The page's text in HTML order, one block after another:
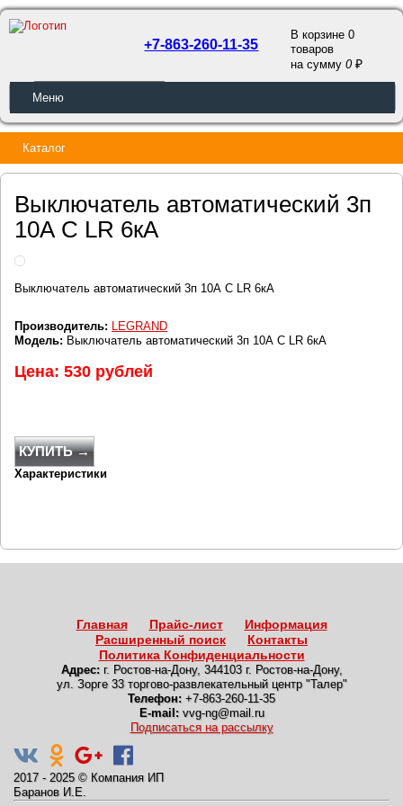
ОБРАТНЫЙ ЗВОНОК
+7-863-260-11-35
В корзине 0
товаров
на сумму0
Меню
Каталог
Выключатель автоматический 3п
10А С LR 6кА
Выключатель автоматический 3п 10А С LR 6кА
Производитель: LEGRAND
Модель: Выключатель автоматический 3п 10А С LR 6кА
Цена: 530 рублей
КУПИТЬ →
Характеристики
Главная Прайс-лист
Информация
Расширенный поиск
Контакты
Политика Конфиденциальности
Адрес: г. Ростов-на-Дону, 344103 г. Ростов-на-Дону,
ул. Зорге 33 торгово-развлекательный центр "Талер"
Телефон: +7-863-260-11-35
E-mail: vvg-ng@mail.ru
Подписаться на рассылку
2017 - 2025 © Компания ИП
Баранов И.Е.